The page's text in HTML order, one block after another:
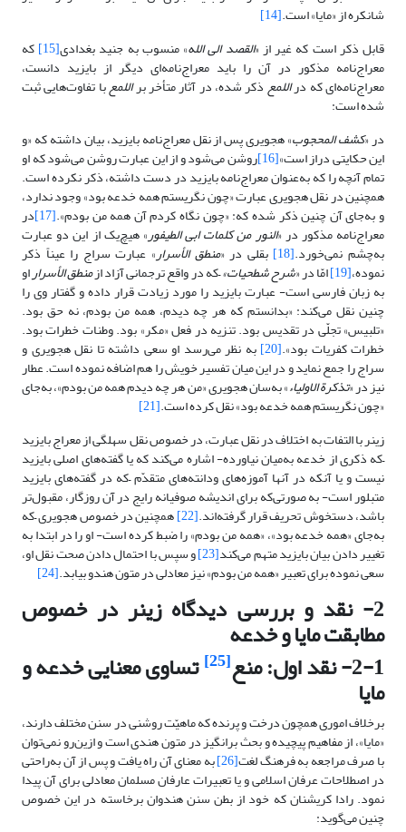
شانکره از «مایا» است.[14]
قابل ذکر است که غیر از «القصد الی الله» منسوب به جنید بغدادی[15] که
معراج‌نامه مذکور در آن را باید معراج‌نامه‌ای دیگر از بایزید دانست،
معراج‌نامه‌ای که دراللمعذکر شده، در آثار متأخر براللمعبا تفاوت‌هایی ثبت
شده است:
در «کشف المحجوب» هجویری پس از نقل معراج‌نامه بایزید، بیان داشته که «و
این حکایتى دراز است»[16] روشن می‌شود و از این عبارت روشن می‌شود که او
تمام آنچه را که به‌عنوان معراج‌نامه بایزید در دست داشته، ذکر نکرده است.
همچنین در نقل هجویری عبارت «چون نگریستم همه خدعه بود» وجود ندارد،
و به‌جای آن چنین ذکر شده که: «چون نگاه کردم آن همه من بودم‏».[17] در
معراج‌نامه مذکور در «النور من کلمات ابی الطیفور» هیچ‌یک از این دو عبارت
به‌چشم نمی‌خورد.[18] بقلی در «منطق الأسرار» عبارت سراج را عیناً ذکر
نموده،[19] امّا در «شرح شطحیات»–که در واقع ترجمانی آزاد ازمنطق الأسراراو
به زبان فارسی است- عبارت بایزید را مورد زیادت قرار داده و گفتار وی را
چنین نقل می‌کند: «بدانستم که هر چه دیدم، همه من بودم، نه حق بود.
«تلبیس» تجلّى در تقدیس بود. تنزیه در فعل «مکر» بود. وطنات خطرات بود.
خطرات کفریات بود».[20] به نظر می‌رسد او سعی داشته تا نقل هجویری و
سراج را جمع نماید و در این میان تفسیر خویش را هم اضافه نموده است. عطار
نیز در «تذکرة الاولیاء» به‌سان هجویری «من هر چه دیدم همه من بودم»، به‌جای
«چون نگریستم همه خدعه بود» نقل کرده است.[21]
زینر با التفات به اختلاف در نقل عبارت، در خصوص نقل سهلگی از معراج بایزید
–که ذکری از خدعه به‌میان نیاورده- اشاره می‌کند که یا گفته‌های اصلی بایزید
نیست و یا آنکه در آنها آموزه‌های ودانته‌های متقدّم –که در گفته‌های بایزید
متبلور است- به‌ صورتی‌که برای اندیشه صوفیانه رایج در آن روزگار، مقبول‌تر
باشد، دستخوش تحریف قرار گرفته‌اند.[22] همچنین در خصوص هجویری –که
به‌جای «همه خدعه بود»، «همه من بودم» را ضبط کرده است- او را در ابتدا به
تغییر دادن بیان بایزید متهم می‌کند[23] و سپس با احتمال دادن صحت نقل او،
سعی نموده برای تعبیر «همه من بودم» نیز معادلی در متون هندو بیابد.[24]
2- نقد و بررسی دیدگاه زینر در خصوص
مطابقت مایا و خدعه
2-1- نقد اول: منع [25] تساوی معنایی خدعه و
مایا
برخلاف اموری همچون درخت و پرنده که ماهیّت روشنی در سنن مختلف دارند،
«مایا»، از مفاهیم پیچیده و بحث برانگیز در متون هندی است و ازین‌رو نمی‌توان
با صرف مراجعه به فرهنگ لغت[26] به معنای آن راه یافت و پس از آن به‌راحتی
در اصطلاحات عرفان اسلامی و یا تعبیرات عارفان مسلمان معادلی برای آن پیدا
نمود. رادا کریشنان که خود از بطن سنن هندوان برخاسته‌ در این خصوص
چنین می‌گوید: